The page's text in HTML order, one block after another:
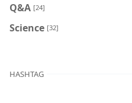
Q&A [24]
Science [32]
HASHTAG